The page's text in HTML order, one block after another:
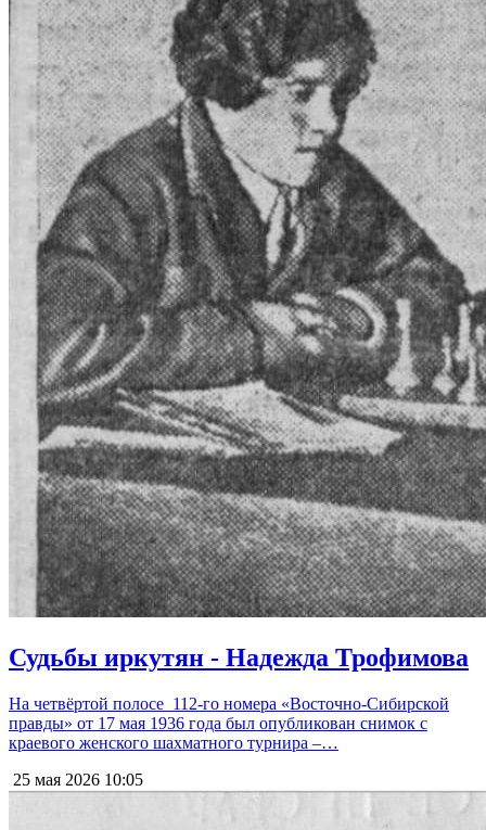
Судьбы иркутян - Надежда Трофимова
На четвёртой полосе 112-го номера «Восточно-Сибирской
правды» от 17 мая 1936 года был опубликован снимок с
краевого женского шахматного турнира –…
25 мая 2026 10:05